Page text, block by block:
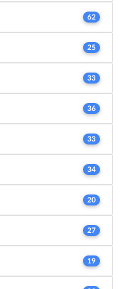
62
25
33
36
33
34
20
27
19